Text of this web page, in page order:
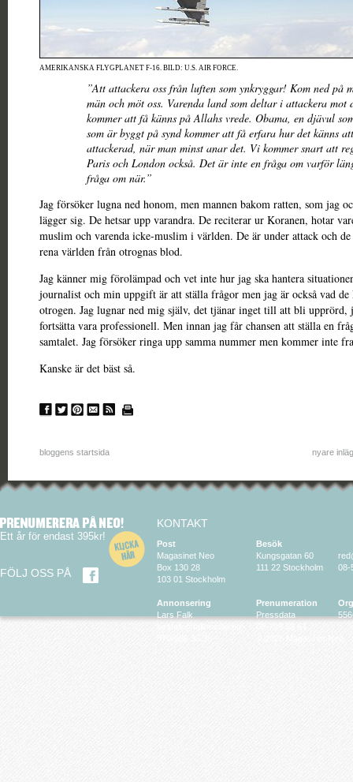
AMERIKANSKA FLYGPLANET F-16. BILD: U.S. AIR FORCE.
”Att attackera oss från luften som ynkryggar! Kom ned på
män och möt oss. Varenda land som deltar i attackera mot
kommer att få känns på Allahs vrede. Obama, en djävul
som är byggt på synd kommer att få erfara hur det känns
attackerad, när man minst anar det. Vi kommer snart att
Paris och London också. Det är inte en fråga om varför
fråga om när.”
Jag försöker lugna ned honom, men mannen bakom ratten, som jag
lägger sig. De hetsar upp varandra. De reciterar ur Koranen, hotar
muslim och varenda icke-muslim i världen. De är under attack och
rena världen från otrognas blod.
Jag känner mig förolämpad och vet inte hur jag ska hantera
journalist och min uppgift är att ställa frågor men jag är också vad
otrogen. Jag lugnar ned mig själv, det tjänar inget till att bli upprörd,
fortsätta vara professionell. Men innan jag får chansen att ställa en
samtalet. Jag försöker ringa upp samma nummer men kommer inte
Kanske är det bäst så.
bloggens startsida nyare
Ett år för endast 395kr!
FÖLJ OSS PÅ
KONTAKT
Post
Magasinet Neo
Box 130 28
103 01 Stockholm
Annonsering
Lars Falk
Besök
Kungsgatan 60
111 22 Stockholm
Prenumeration
Pressdata
08-